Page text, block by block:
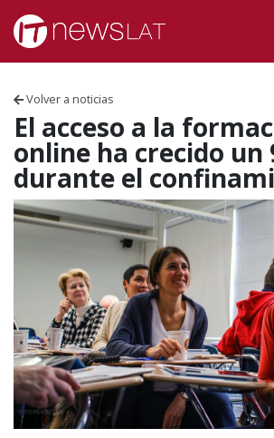
Skip to content
Volver a noticias
El acceso a la
online ha crecido un
durante el
VENEZUELA
ECUADOR
PERÚ
CHILE
ARGENTINA
MÉXICO